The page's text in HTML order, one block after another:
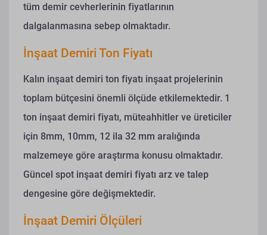
tüm demir cevherlerinin fiyatlarının
dalgalanmasına sebep olmaktadır.
İnşaat Demiri Ton Fiyatı
Kalın inşaat demiri ton fiyatı inşaat projelerinin
toplam bütçesini önemli ölçüde etkilemektedir. 1
ton inşaat demiri fiyatı, müteahhitler ve üreticiler
için 8mm, 10mm, 12 ila 32 mm aralığında
malzemeye göre araştırma konusu olmaktadır.
Güncel spot inşaat demiri fiyatı arz ve talep
dengesine göre değişmektedir.
İnşaat Demiri Ölçüleri